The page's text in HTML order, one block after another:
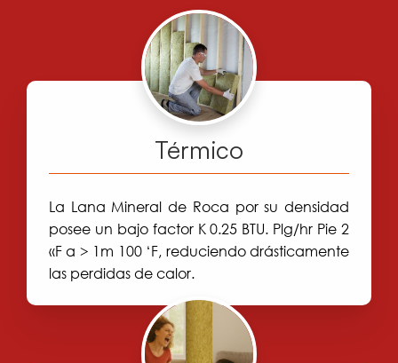
Térmico
La Lana Mineral de Roca por su densidad
posee un bajo factor K 0.25 BTU. Plg/hr Pie 2
«F a > 1m 100 ‘F, reduciendo drásticamente
las perdidas de calor.